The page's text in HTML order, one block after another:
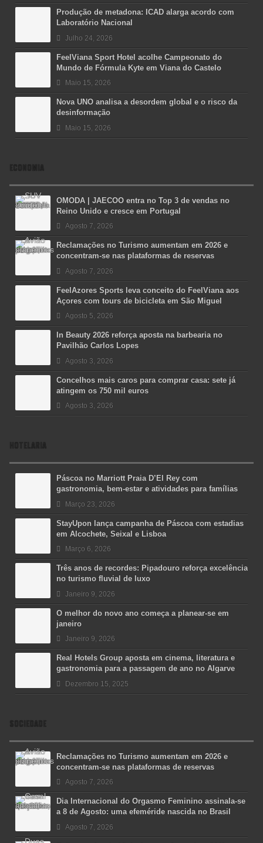
Produção de metadona: ICAD alarga acordo com
Laboratório Nacional
Julho 24, 2026
FeelViana Sport Hotel acolhe Campeonato do
Mundo de Fórmula Kyte em Viana do Castelo
Maio 15, 2026
Nova UNO analisa a desordem global e o risco da
desinformação
Maio 15, 2026
ECONOMIA
OMODA | JAECOO entra no Top 3 de vendas no
Reino Unido e cresce em Portugal
Agosto 7, 2026
Reclamações no Turismo aumentam em 2026 e
concentram-se nas plataformas de reservas
Agosto 7, 2026
FeelAzores Sports leva conceito do FeelViana aos
Açores com tours de bicicleta em São Miguel
Agosto 5, 2026
In Beauty 2026 reforça aposta na barbearia no
Pavilhão Carlos Lopes
Agosto 3, 2026
Concelhos mais caros para comprar casa: sete já
atingem os 750 mil euros
Agosto 3, 2026
HOTELARIA
Páscoa no Marriott Praia D’El Rey com
gastronomia, bem-estar e atividades para famílias
Março 23, 2026
StayUpon lança campanha de Páscoa com estadias
em Alcochete, Seixal e Lisboa
Março 6, 2026
Três anos de recordes: Pipadouro reforça excelência
no turismo fluvial de luxo
Janeiro 9, 2026
O melhor do novo ano começa a planear-se em
janeiro
Janeiro 9, 2026
Real Hotels Group aposta em cinema, literatura e
gastronomia para a passagem de ano no Algarve
Dezembro 15, 2025
SOCIEDADE
Reclamações no Turismo aumentam em 2026 e
concentram-se nas plataformas de reservas
Agosto 7, 2026
Dia Internacional do Orgasmo Feminino assinala-se
a 8 de Agosto: uma efeméride nascida no Brasil
Agosto 7, 2026